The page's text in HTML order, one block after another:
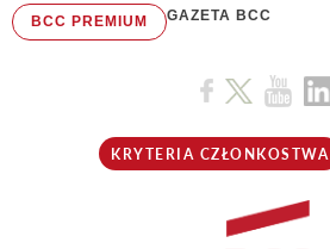
BCC PREMIUM GAZETA BCC
KRYTERIA CZŁONKOSTWA